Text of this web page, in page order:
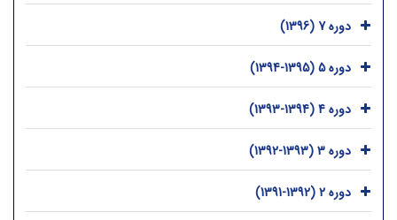
دوره 7 (1396)
دوره 5 (1395-1394)
دوره 4 (1394-1393)
دوره 3 (1393-1392)
دوره 2 (1392-1391)